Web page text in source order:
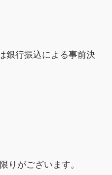
銀行振込による事前決
りがございます。